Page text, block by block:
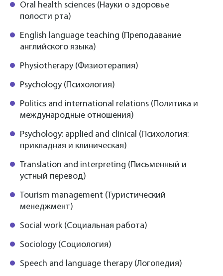
Oral health sciences (Науки о здоровье
полости рта)
English language teaching (Преподавание
английского языка)
Physiotherapy (Физиотерапия)
Psychology (Психология)
Politics and international relations (Политика и
международные отношения)
Psychology: applied and clinical (Психология:
прикладная и клиническая)
Translation and interpreting (Письменный и
устный перевод)
Tourism management (Туристический
менеджмент)
Social work (Социальная работа)
Sociology (Социология)
Speech and language therapy (Логопедия)